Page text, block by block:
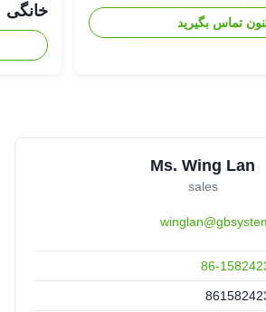
تماس بگیرید
خانگی
Ms. Wing Lan
sales
86-